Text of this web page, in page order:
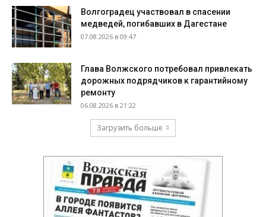
Волгоградец участвовал в спасении
медведей, погибавших в Дагестане
07.08.2026 в 09:47
Глава Волжского потребовал привлекать
дорожных подрядчиков к гарантийному
ремонту
06.08.2026 в 21:22
Загрузить больше